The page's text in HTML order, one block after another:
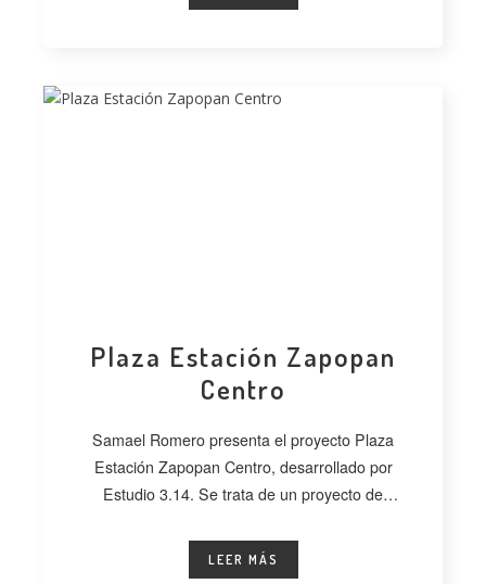
Plaza Estación Zapopan
Centro
Samael Romero presenta el proyecto Plaza
Estación Zapopan Centro, desarrollado por
Estudio 3.14. Se trata de un proyecto de
LEER MÁS